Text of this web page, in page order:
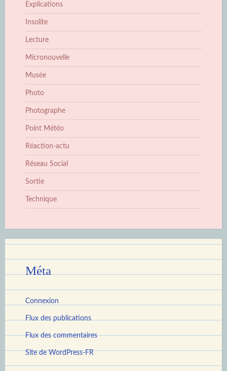
Explications
Insolite
Lecture
Micronouvelle
Musée
Photo
Photographe
Point Météo
Réaction-actu
Réseau Social
Sortie
Technique
Méta
Connexion
Flux des publications
Flux des commentaires
Site de WordPress-FR